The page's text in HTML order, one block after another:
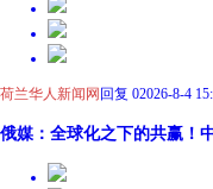
荷兰华人新闻网 回复 02026-8-4
俄媒：全球化之下的共赢！